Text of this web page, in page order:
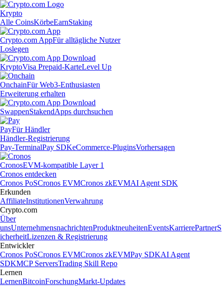
Krypto
Alle CoinsKörbeEarnStaking
Crypto.com AppFür alltägliche Nutzer
Loslegen
KryptoVisa Prepaid-KarteLevel Up
OnchainFür Web3-Enthusiasten
Erweiterung erhalten
SwappenStakendApps durchsuchen
PayFür Händler
Händler-Registrierung
Pay-TerminalPay SDKeCommerce-PluginsVorhersagen
CronosEVM-kompatible Layer 1
Cronos entdecken
Cronos PoSCronos EVMCronos zkEVMAI Agent SDK
Erkunden
AffiliateInstitutionenVerwahrung
Crypto.com
Über
unsUnternehmensnachrichtenProduktneuheitenEventsKarrierePartnerS
icherheitLizenzen & Registrierung
Entwickler
Cronos PoSCronos EVMCronos zkEVMPay SDKAI Agent
SDKMCP ServersTrading Skill Repo
Lernen
LernenBitcoinForschungMarkt-Updates